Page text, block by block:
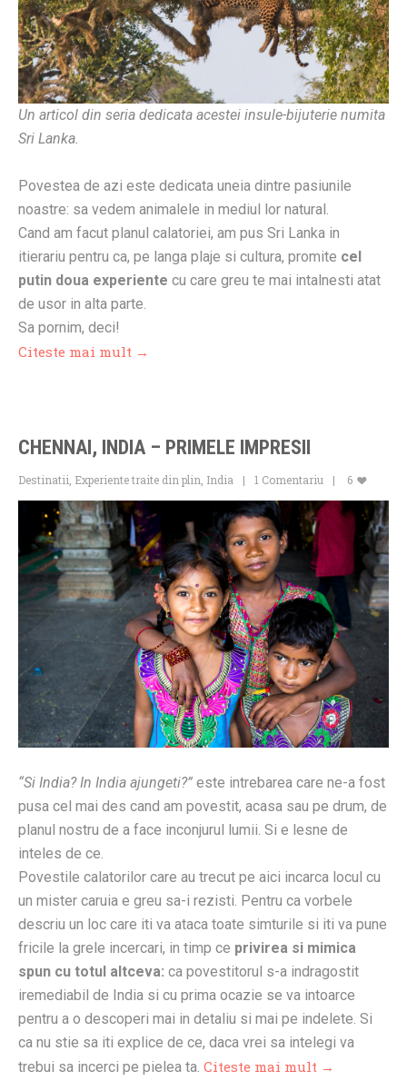
Un articol din seria dedicata acestei insule-bijuterie numita
Sri Lanka.
Povestea de azi este dedicata uneia dintre pasiunile
noastre: sa vedem animalele in mediul lor natural.
Cand am facut planul calatoriei, am pus Sri Lanka in
itierariu pentru ca, pe langa plaje si cultura, promite cel
putin doua experiente cu care greu te mai intalnesti atat
de usor in alta parte.
Sa pornim, deci!
Citeste mai mult →
CHENNAI, INDIA – PRIMELE IMPRESII
Destinatii, Experiente traite din plin, India 1 Comentariu 6
“Si India? In India ajungeti?” este intrebarea care ne-a fost
pusa cel mai des cand am povestit, acasa sau pe drum, de
planul nostru de a face inconjurul lumii. Si e lesne de
inteles de ce.
Povestile calatorilor care au trecut pe aici incarca locul cu
un mister caruia e greu sa-i rezisti. Pentru ca vorbele
descriu un loc care iti va ataca toate simturile si iti va pune
fricile la grele incercari, in timp ce privirea si mimica
spun cu totul altceva: ca povestitorul s-a indragostit
iremediabil de India si cu prima ocazie se va intoarce
pentru a o descoperi mai in detaliu si mai pe indelete. Si
ca nu stie sa iti explice de ce, daca vrei sa intelegi va
trebui sa incerci pe pielea ta. Citeste mai mult →